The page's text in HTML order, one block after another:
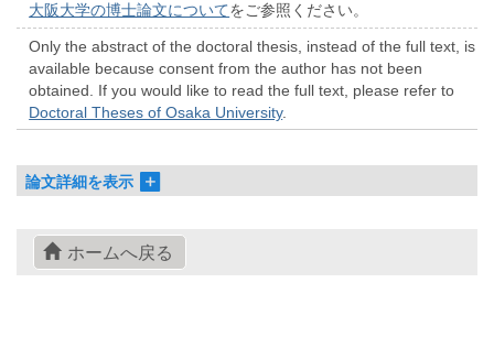
大阪大学の博士論文についてをご参照ください。
Only the abstract of the doctoral thesis, instead of the full text, is
available because consent from the author has not been
obtained. If you would like to read the full text, please refer to
Doctoral Theses of Osaka University.
論文詳細を表示
ホームへ戻る